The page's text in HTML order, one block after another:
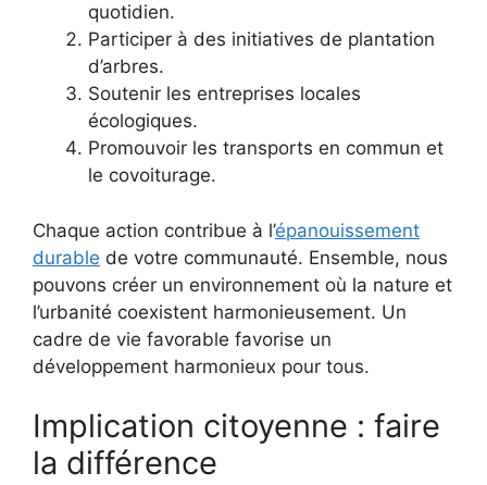
quotidien.
Participer à des initiatives de plantation
d’arbres.
Soutenir les entreprises locales
écologiques.
Promouvoir les transports en commun et
le covoiturage.
Chaque action contribue à l’épanouissement
durable de votre communauté. Ensemble, nous
pouvons créer un environnement où la nature et
l’urbanité coexistent harmonieusement. Un
cadre de vie favorable favorise un
développement harmonieux pour tous.
Implication citoyenne : faire
la différence